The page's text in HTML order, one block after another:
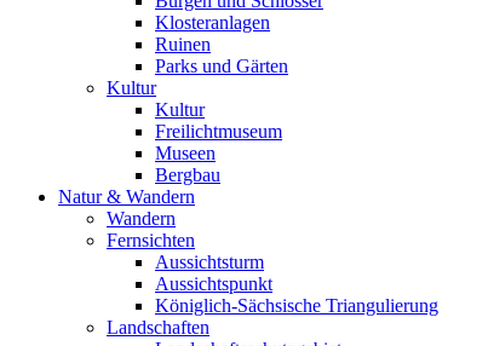
Klosteranlagen
Ruinen
Parks und Gärten
Kultur
Kultur
Freilichtmuseum
Museen
Bergbau
Natur & Wandern
Wandern
Fernsichten
Aussichtsturm
Aussichtspunkt
Königlich-Sächsische Triangulierung
Landschaften